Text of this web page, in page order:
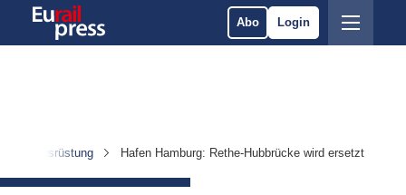
Abo Login
& Ausrüstung Hafen Hamburg: Rethe-Hubbrücke wird ersetzt